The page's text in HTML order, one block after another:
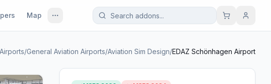
Map
Airports/General Aviation Airports/Aviation Sim Design/EDAZ Schönhagen Airport
1 / 24